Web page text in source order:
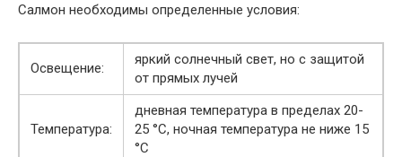
Салмон необходимы определенные условия:
Освещение:
яркий солнечный свет, но с защитой
от прямых лучей
Температура:
дневная температура в пределах 20-
25 °C, ночная температура не ниже 15
°C